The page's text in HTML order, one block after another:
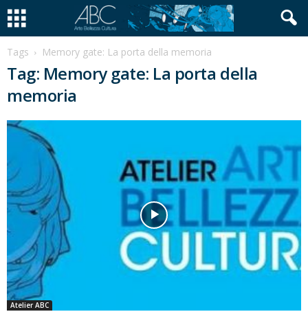
Tags Memory gate: La porta della memoria
Tag: Memory gate: La porta della
memoria
Atelier ABC